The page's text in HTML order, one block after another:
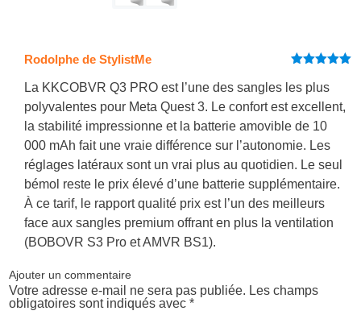
5
Rodolphe de StylistMe
La KKCOBVR Q3 PRO est l’une des sangles les plus
polyvalentes pour Meta Quest 3. Le confort est excellent,
la stabilité impressionne et la batterie amovible de 10
000 mAh fait une vraie différence sur l’autonomie. Les
réglages latéraux sont un vrai plus au quotidien. Le seul
bémol reste le prix élevé d’une batterie supplémentaire.
À ce tarif, le rapport qualité prix est l’un des meilleurs
face aux sangles premium offrant en plus la ventilation
(BOBOVR S3 Pro et AMVR BS1).
Ajouter un commentaire
Votre adresse e-mail ne sera pas publiée. Les champs
obligatoires sont indiqués avec*